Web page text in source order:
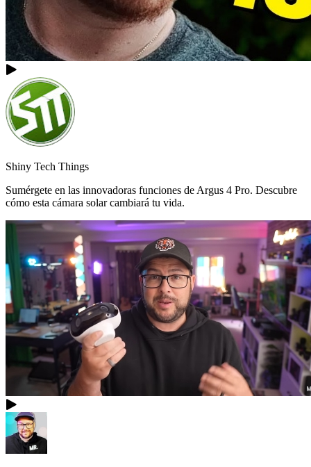
Shiny Tech Things
Sumérgete en las innovadoras funciones de Argus 4 Pro. Descubre
cómo esta cámara solar cambiará tu vida.